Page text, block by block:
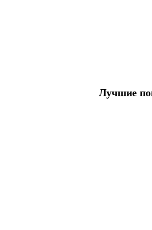
Лучшие